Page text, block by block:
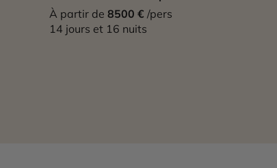
À partir de 8500 € /pers
14 jours et 16 nuits